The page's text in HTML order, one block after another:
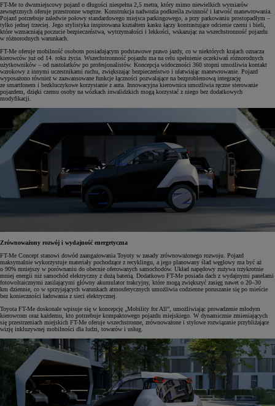
FT-Me to dwumiejscowy pojazd o długości niespełna 2,5 metra, który mimo niewielkich wymiarów
zewnętrznych oferuje przestronne wnętrze. Konstrukcja nadwozia podkreśla zwinność i łatwość manewrowania.
Pojazd potrzebuje zaledwie połowy standardowego miejsca parkingowego, a przy parkowaniu prostopadłym –
tylko jednej trzeciej. Jego stylistyka inspirowana kształtem kasku łączy kontrastujące odcienie czerni i bieli,
które wzmacniają poczucie bezpieczeństwa, wytrzymałości i lekkości, wskazując na wszechstronność pojazdu
w różnorodnych warunkach.
FT-Me oferuje mobilność osobom posiadającym podstawowe prawo jazdy, co w niektórych krajach oznacza
kierowców już od 14. roku życia. Wszechstronność pojazdu ma na celu spełnienie oczekiwań różnorodnych
użytkowników – od nastolatków po profesjonalistów. Koncepcja widoczności 360 stopni umożliwia kontakt
wzrokowy z innymi uczestnikami ruchu, zwiększając bezpieczeństwo i ułatwiając manewrowanie. Pojazd
wyposażono również w zaawansowane funkcje łączności pozwalające na bezproblemową integrację
ze smartfonem i bezkluczykowe korzystanie z auta. Innowacyjna kierownica umożliwia ręczne sterowanie
pojazdem, dzięki czemu osoby na wózkach inwalidzkich mogą korzystać z niego bez dodatkowych
modyfikacji.
Zrównoważony rozwój i wydajność energetyczna
FT-Me Concept stanowi dowód zaangażowania Toyoty w zasady zrównoważonego rozwoju. Pojazd
maksymalnie wykorzystuje materiały pochodzące z recyklingu, a jego planowany ślad węglowy ma być aż
o 90% mniejszy w porównaniu do obecnie oferowanych samochodów. Układ napędowy zużywa trzykrotnie
mniej energii niż samochód elektryczny z dużą baterią. Dodatkowo FT-Me posiada dach z wydajnymi panelami
fotowoltaicznymi zasilającymi główny akumulator trakcyjny, które mogą zwiększyć zasięg nawet o 20–30
km dziennie, co w sprzyjających warunkach atmosferycznych umożliwia codzienne poruszanie się po mieście
bez konieczności ładowania z sieci elektrycznej.
Toyota FT-Me doskonale wpisuje się w koncepcję „Mobility for All”, umożliwiając prowadzenie młodym
kierowcom oraz każdemu, kto potrzebuje kompaktowego pojazdu miejskiego. W dynamicznie zmieniających
się przestrzeniach miejskich FT-Me oferuje wszechstronne, zrównoważone i stylowe rozwiązanie przybliżające
wizję inkluzywnej mobilności dla ludzi, towarów i usług.